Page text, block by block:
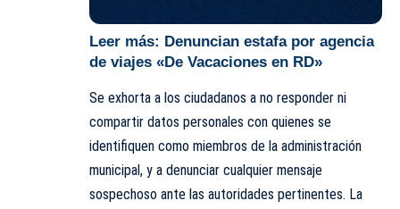
Leer más: Denuncian estafa por agencia
de viajes «De Vacaciones en RD»
Se exhorta a los ciudadanos a no responder ni
compartir datos personales con quienes se
identifiquen como miembros de la administración
municipal, y a denunciar cualquier mensaje
sospechoso ante las autoridades pertinentes. La